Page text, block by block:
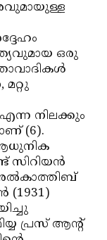
ഒരു
മറ്റു
നിലക്കും
(6).
സിറിയന്‍
പ്രസ് ആന്റ്